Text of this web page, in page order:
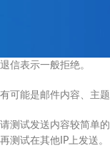
退信表示一般拒绝。
有可能是邮件内容、主
请测试发送内容较简单
再测试在其他IP上发送。